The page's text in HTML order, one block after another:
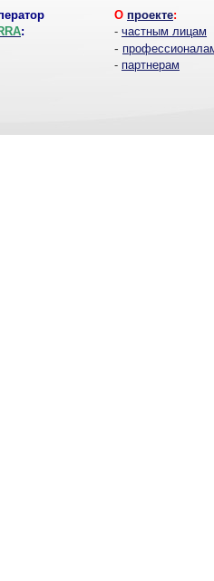
:
О проекте:
- частным лицам
-
- партнерам